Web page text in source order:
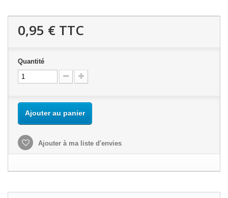
0,95 € TTC
Quantité
Ajouter au panier
Ajouter à ma liste d'envies